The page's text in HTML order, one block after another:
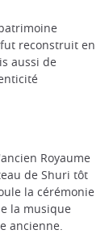
reconstruit en
aussi de
Royaume
de Shuri tôt
la cérémonie
la musique
ancienne.